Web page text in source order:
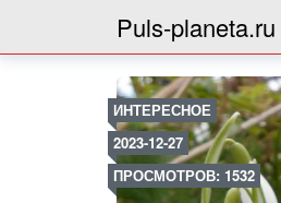
Puls-planeta.ru
ИНТЕРЕСНОЕ
2023-12-27
ПРОСМОТРОВ: 1532